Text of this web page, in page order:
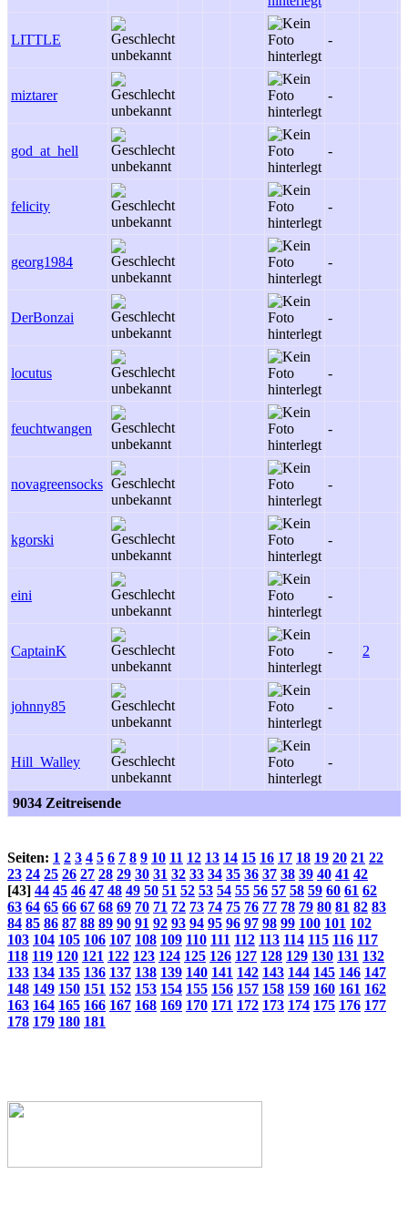
LITTLE -
miztarer -
god_at_hell -
felicity -
georg1984 -
DerBonzai -
locutus -
feuchtwangen -
novagreensocks -
kgorski -
eini -
CaptainK - 2
johnny85 -
Hill_Walley -
9034 Zeitreisende
Seiten: 1 2 3 4 5 6 7 8 9 10 11 12 13 14 15 16 17 18 19 20 21 22
23 24 25 26 27 28 29 30 31 32 33 34 35 36 37 38 39 40 41 42
[43] 44 45 46 47 48 49 50 51 52 53 54 55 56 57 58 59 60 61 62
63 64 65 66 67 68 69 70 71 72 73 74 75 76 77 78 79 80 81 82 83
84 85 86 87 88 89 90 91 92 93 94 95 96 97 98 99 100 101 102
103 104 105 106 107 108 109 110 111 112 113 114 115 116 117
118 119 120 121 122 123 124 125 126 127 128 129 130 131 132
133 134 135 136 137 138 139 140 141 142 143 144 145 146 147
148 149 150 151 152 153 154 155 156 157 158 159 160 161 162
163 164 165 166 167 168 169 170 171 172 173 174 175 176 177
178 179 180 181